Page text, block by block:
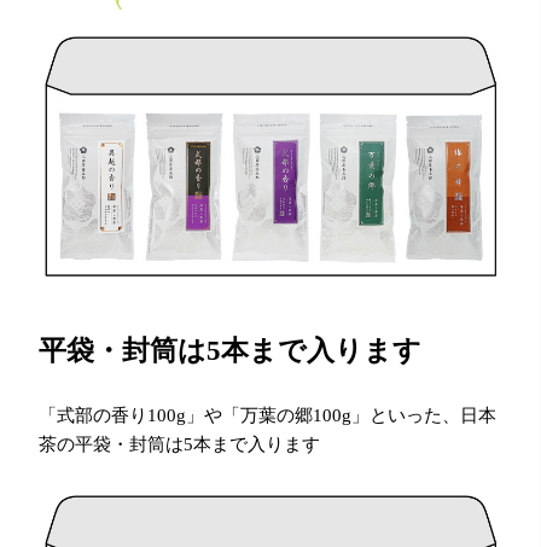
平袋・封筒は5本まで入ります
「式部の香り100g」や「万葉の郷100g」といった、日本
茶の平袋・封筒は5本まで入ります